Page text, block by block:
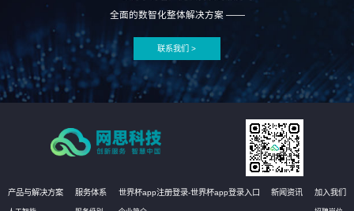
全面的数智化整体解决方案 ——
联系我们 >
产品与解决方案 服务体系 世界杯app注册登录-世界杯app登录入口 新闻资讯 加入我们